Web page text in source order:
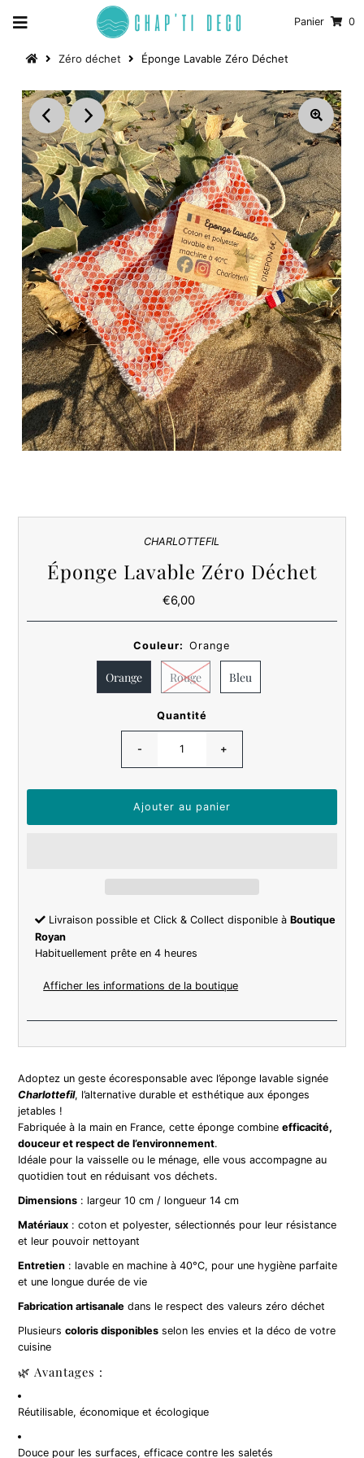
Panier 0
Zéro déchet Éponge Lavable Zéro Déchet
CHARLOTTEFIL
Éponge Lavable Zéro Déchet
Prix
€6,00
Couleur: Orange
Orange Rouge Bleu
Quantité
- +
Livraison possible et Click & Collect disponible àBoutique
Royan
Habituellement prête en 4 heures
Afficher les informations de la boutique
Adoptez un geste écoresponsable avec l’éponge lavable signée
Charlottefil, l’alternative durable et esthétique aux éponges
jetables !
Fabriquée à la main en France, cette éponge combineefficacité,
douceur et respect de l’environnement.
Idéale pour la vaisselle ou le ménage, elle vous accompagne au
quotidien tout en réduisant vos déchets.
Dimensions : largeur 10 cm / longueur 14 cm
Matériaux : coton et polyester, sélectionnés pour leur résistance
et leur pouvoir nettoyant
Entretien : lavable en machine à 40°C, pour une hygiène parfaite
et une longue durée de vie
Fabrication artisanale dans le respect des valeurs zéro déchet
Plusieurscoloris disponibles selon les envies et la déco de votre
cuisine
🌿 Avantages :
Réutilisable, économique et écologique
Douce pour les surfaces, efficace contre les saletés